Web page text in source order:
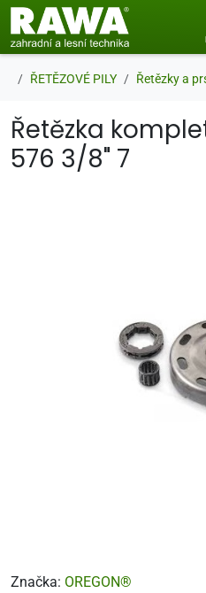
RAWA zahradní a lesní technika
ŘETĚZOVÉ PILY Řetězky a
Řetězka
576 3/8" 7
Značka: OREGON®